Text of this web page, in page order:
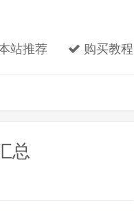
站推荐 购买教程
总